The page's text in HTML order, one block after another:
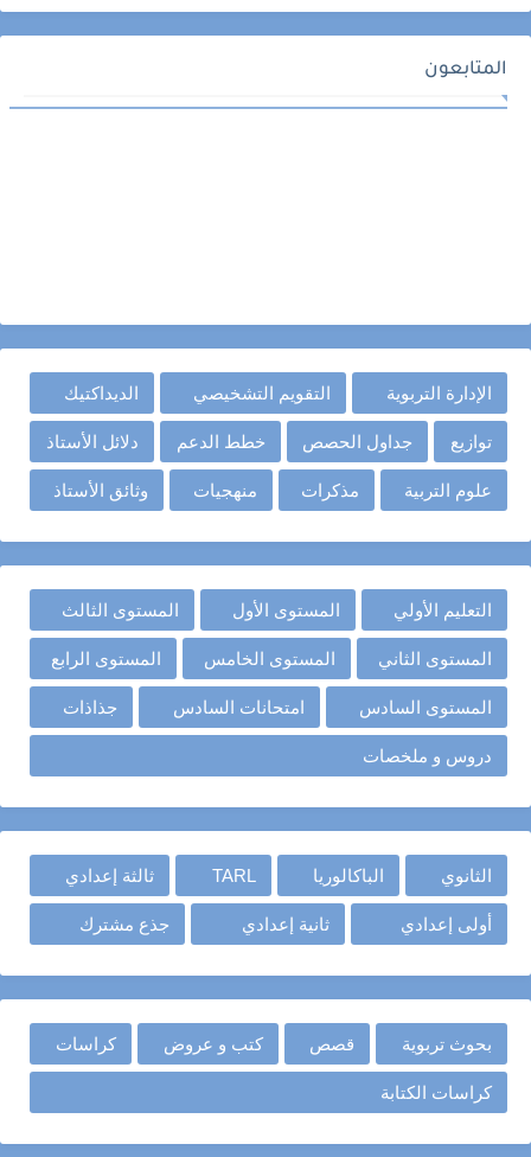
المتابعون
الإدارة التربوية التقويم التشخيصي الديداكتيك
توازيع جداول الحصص خطط الدعم دلائل الأستاذ
علوم التربية مذكرات منهجيات وثائق الأستاذ
التعليم الأولي المستوى الأول المستوى الثالث
المستوى الثاني المستوى الخامس المستوى الرابع
المستوى السادس امتحانات السادس جذاذات
دروس و ملخصات
الثانوي الباكالوريا TARL ثالثة إعدادي
أولى إعدادي ثانية إعدادي جذع مشترك
بحوث تربوية قصص كتب و عروض كراسات
كراسات الكتابة